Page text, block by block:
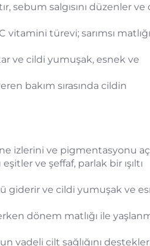
sebum salgısını düzenler ve
türevi; sarımsı matlığı
ve cildi yumuşak, esnek ve
bakım sırasında cildin
izlerini ve pigmentasyonu
ve şeffaf, parlak bir ışıltı
ve cildi yumuşak ve
dönem matlığı ile
vadeli cilt sağlığını